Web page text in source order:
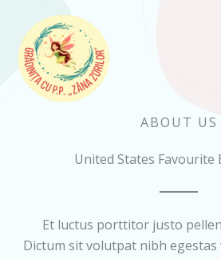
content
ABOUT US
United States Favourite
Et luctus porttitor justo
Dictum sit volutpat nibh